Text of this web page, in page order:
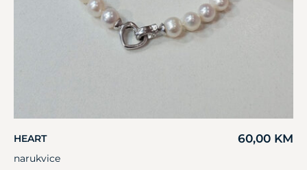
HEART 60,00 KM
narukvice